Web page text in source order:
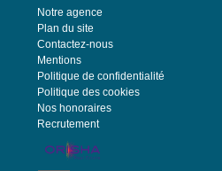
Notre agence
Plan du site
Contactez-nous
Mentions
Politique de confidentialité
Politique des cookies
Nos honoraires
Recrutement